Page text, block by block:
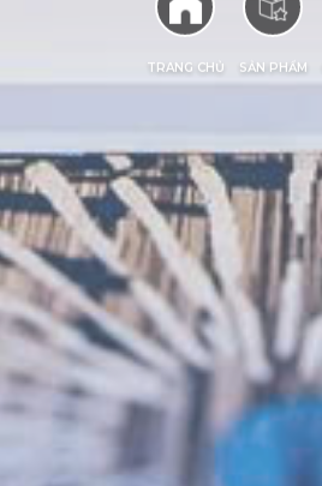
TRANG CHỦ SẢN PHẨM